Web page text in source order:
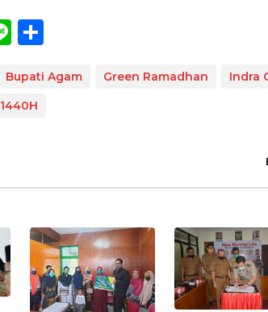
Li
e ar
Bupati Agam Green Ramadhan
Indra